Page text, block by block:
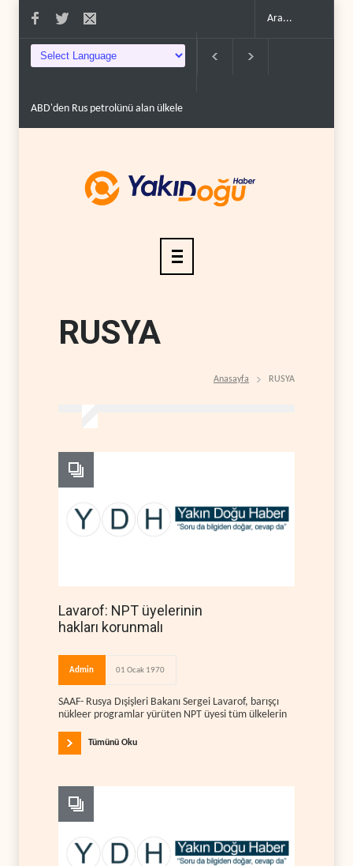
Rus petrolünü alan ülkelere yüzde 100'e varan g�..
RUSYA
Anasayfa RUSYA
Lavarof: NPT üyelerinin
hakları korunmalı
Admin 01 Ocak 1970
SAAF- Rusya Dışişleri Bakanı Sergei Lavarof, barışçı
nükleer programlar yürüten NPT üyesi tüm ülkelerin
Tümünü Oku